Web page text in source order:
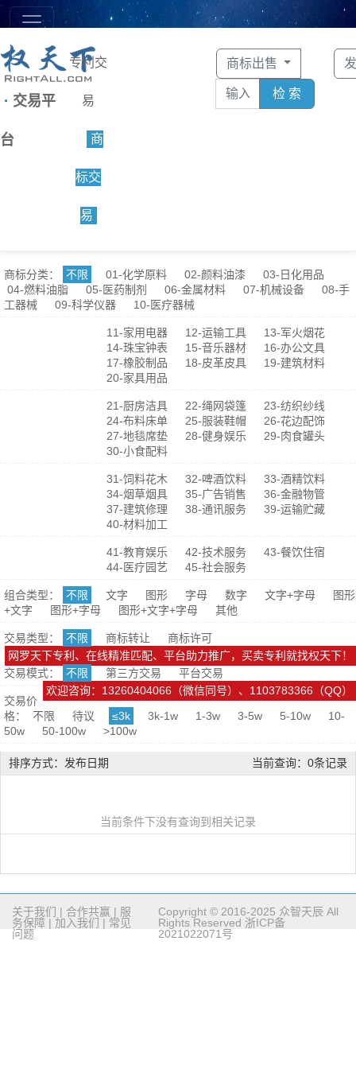
· 交易平
台
专利交
易
商
标交
易
商标出售
检 索
商标分类： 不限 01-化学原料 02-颜料油漆
03-日化用品
04-燃料油脂
05-医药制剂 06-金属材料 07-机械设备
08-手
工器械
09-科学仪器 10-医疗器械
11-家用电器 12-运输工具
13-军火烟花
14-珠宝钟表
15-音乐器材
16-办公文具
17-橡胶制品
18-皮革皮具
19-建筑材料
20-家具用品
21-厨房洁具 22-绳网袋篷
23-纺织纱线
24-布料床单
25-服装鞋帽
26-花边配饰
27-地毯席垫
28-健身娱乐
29-肉食罐头
30-小食配料
31-饲料花木 32-啤酒饮料
33-酒精饮料
34-烟草烟具
35-广告销售
36-金融物管
37-建筑修理
38-通讯服务
39-运输贮藏
40-材料加工
41-教育娱乐 42-技术服务
43-餐饮住宿
44-医疗园艺
45-社会服务
组合类型： 不限 文字 图形 字母 数字 文字+字母
图形
+文字
图形+字母 图形+文字+字母 其他
交易类型： 不限 商标转让
商标许可
网罗天下专利、在线精准匹配、平台助力推广，买卖专利就找权天下！
交易模式：
不限 第三方交易
平台交易
欢迎咨询：13260404066（微信同号）、1103783366（QQ）
交易价
格：
不限 待议 ≤3k 3k-1w 1-3w 3-5w 5-10w
10-
50w
50-100w >100w
排序方式：发布日期 当前查询：0条记录
当前条件下没有查询到相关记录
关于我们 | 合作共赢 | 服
务保障 | 加入我们 | 常见
问题
Copyright © 2016-2025 众智天辰 All
Rights Reserved 浙ICP备
2021022071号